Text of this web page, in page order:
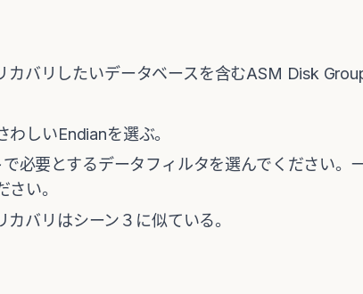
バリしたいデータベースを含むASM Disk
しいEndianを選ぶ。
必要とするデータフィルタを選んでください。
い。
バリはシーン３に似ている。